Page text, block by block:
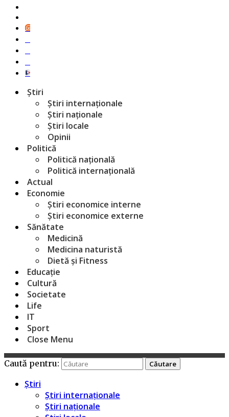
Știri
Știri internaționale
Știri naționale
Știri locale
Opinii
Politică
Politică națională
Politică internațională
Actual
Economie
Știri economice interne
Știri economice externe
Sănătate
Medicină
Medicina naturistă
Dietă și Fitness
Educație
Cultură
Societate
Life
IT
Sport
Close Menu
Caută pentru:
Știri
Știri internaționale
Știri naționale